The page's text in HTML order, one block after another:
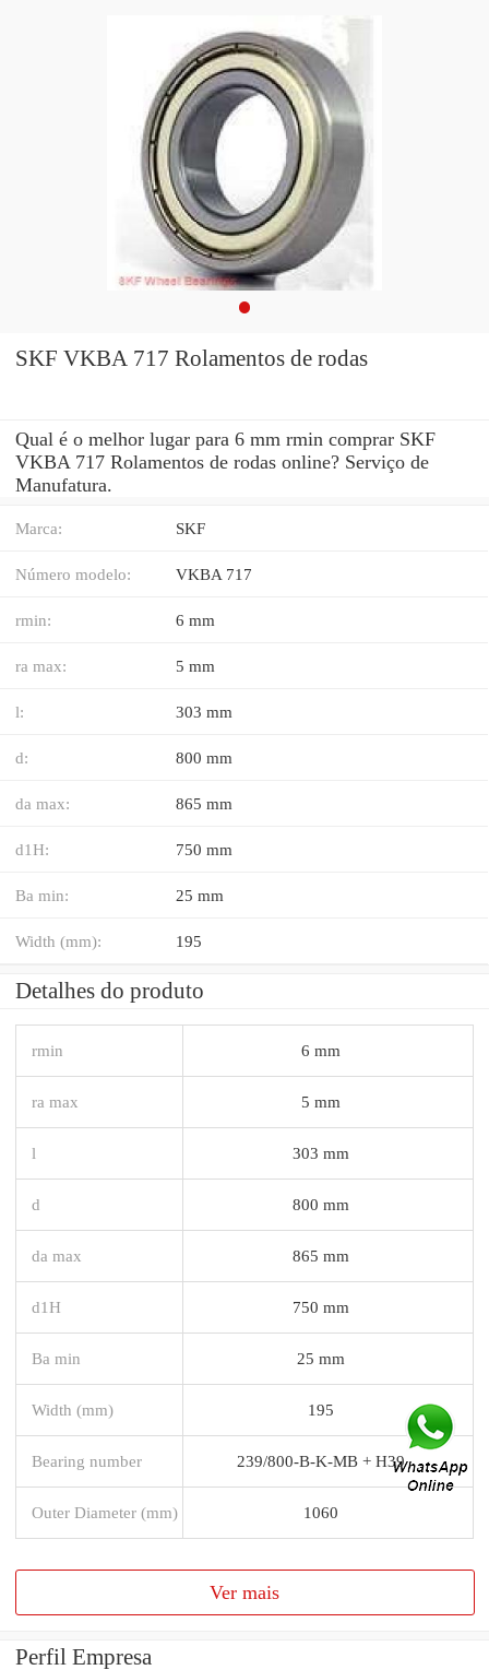
SKF VKBA 717 Rolamentos de rodas
Qual é o melhor lugar para 6 mm rmin comprar SKF
VKBA 717 Rolamentos de rodas online? Serviço de
Manufatura.
Marca: SKF
Número modelo: VKBA 717
rmin: 6 mm
ra max: 5 mm
l: 303 mm
d: 800 mm
da max: 865 mm
d1H: 750 mm
Ba min: 25 mm
Width (mm): 195
Detalhes do produto
rmin 6 mm
ra max 5 mm
l 303 mm
d 800 mm
da max 865 mm
d1H 750 mm
Ba min 25 mm
Width (mm) 195
Bearing number 239/800-B-K-MB + H39
Outer Diameter (mm) 1060
Ver mais
Perfil Empresa